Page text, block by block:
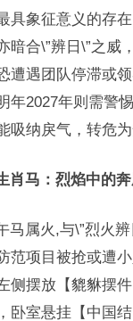
具象征意义的存
暗合\”辨日\”之威
遭遇团队停滞或
年2027年则需警
吸纳戾气，转危为
肖马：烈焰中的
马属火,与\”烈火
范项目被抢或遭
侧摆放【貔貅摆
卧室悬挂【中国